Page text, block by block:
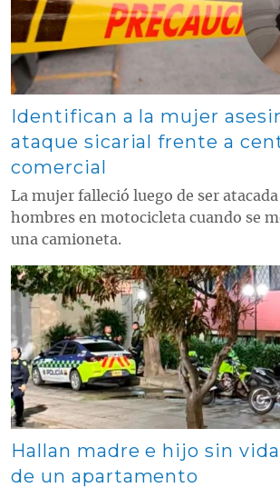
Identifican a la mujer
ataque sicarial frente a
comercial
La mujer falleció luego de ser
hombres en motocicleta cuando se
una camioneta.
Contenido multimedia principal
Hallan madre e hijo sin
de un apartamento